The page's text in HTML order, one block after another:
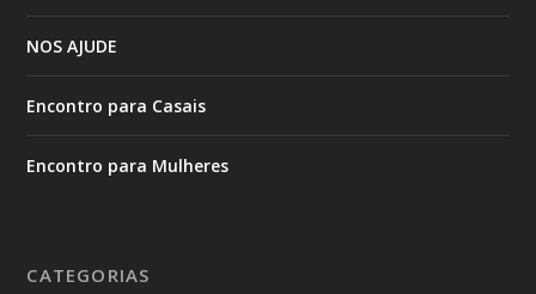
NOS AJUDE
Encontro para Casais
Encontro para Mulheres
CATEGORIAS